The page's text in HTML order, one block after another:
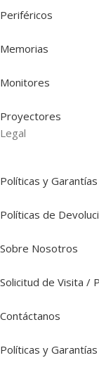
Periféricos
Memorias
Monitores
Proyectores
Legal
Políticas y Garantías
Políticas de
Sobre Nosotros
Solicitud de Visita /
Contáctanos
Políticas y Garantías